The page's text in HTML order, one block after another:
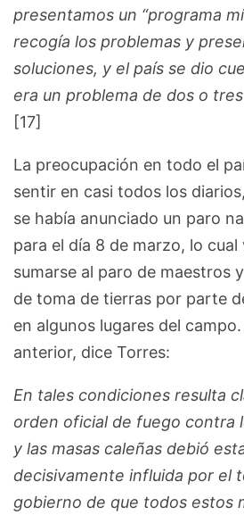
presentamos un “programa
recogía los problemas y
soluciones, y el país se dio
era un problema de dos o
[17]
La preocupación en todo el
sentir en casi todos los
se había anunciado un paro
para el día 8 de marzo, lo cual
sumarse al paro de maestros
de toma de tierras por parte
en algunos lugares del
anterior, dice Torres:
En tales condiciones resulta
orden oficial de fuego contra
y las masas caleñas debió
decisivamente influida por el
gobierno de que todos estos